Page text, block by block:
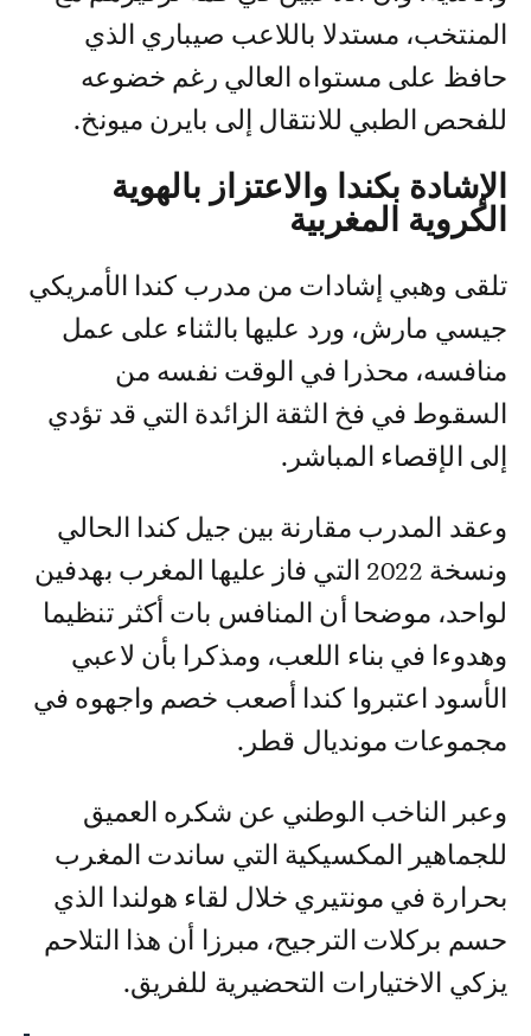
المنتخب، مستدلا باللاعب صيباري الذي
حافظ على مستواه العالي رغم خضوعه
للفحص الطبي للانتقال إلى بايرن ميونخ.
الإشادة بكندا والاعتزاز بالهوية
الكروية المغربية
تلقى وهبي إشادات من مدرب كندا الأمريكي
جيسي مارش، ورد عليها بالثناء على عمل
منافسه، محذرا في الوقت نفسه من
السقوط في فخ الثقة الزائدة التي قد تؤدي
إلى الإقصاء المباشر.
وعقد المدرب مقارنة بين جيل كندا الحالي
ونسخة 2022 التي فاز عليها المغرب بهدفين
لواحد، موضحا أن المنافس بات أكثر تنظيما
وهدوءا في بناء اللعب، ومذكرا بأن لاعبي
الأسود اعتبروا كندا أصعب خصم واجهوه في
مجموعات مونديال قطر.
وعبر الناخب الوطني عن شكره العميق
للجماهير المكسيكية التي ساندت المغرب
بحرارة في مونتيري خلال لقاء هولندا الذي
حسم بركلات الترجيح، مبرزا أن هذا التلاحم
يزكي الاختيارات التحضيرية للفريق.